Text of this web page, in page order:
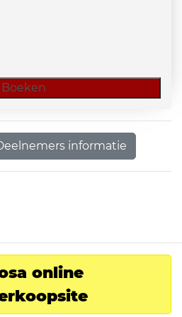
Boeken
informatie
online